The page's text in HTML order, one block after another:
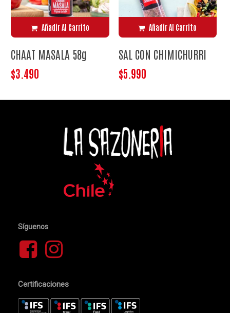
Añadir Al Carrito
CHAAT MASALA 58g
$3.490
Añadir Al Carrito
SAL CON CHIMICHURRI
$5.990
Síguenos
Certificaciones